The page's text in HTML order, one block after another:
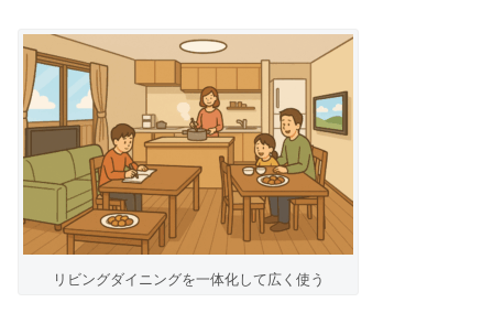
リビングダイニングを一体化して広く使う